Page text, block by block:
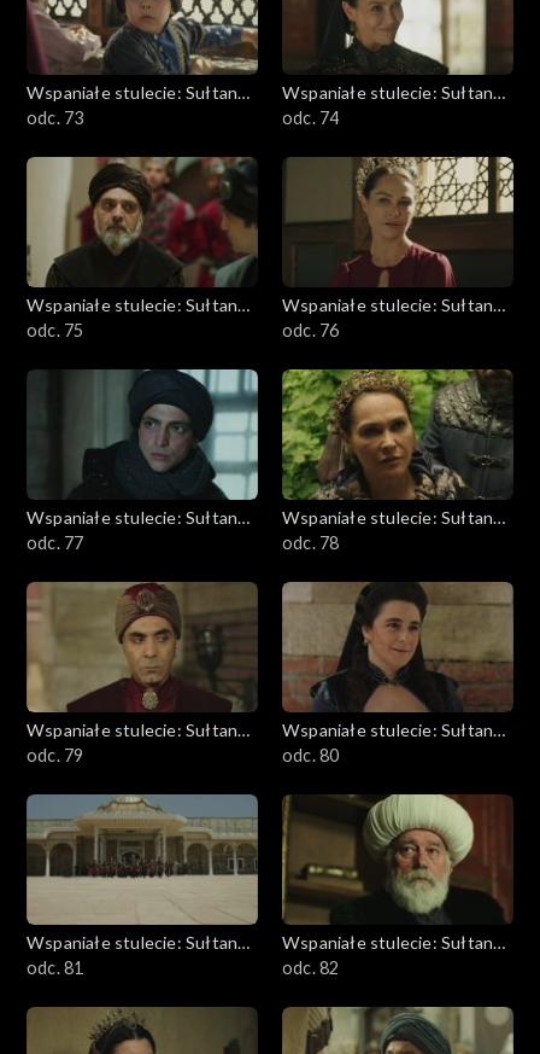
Wspaniałe stulecie: Sułtanka
Kösem
odc. 73
Wspaniałe stulecie: Sułtanka
Kösem
odc. 74
Wspaniałe stulecie: Sułtanka
Kösem
odc. 75
Wspaniałe stulecie: Sułtanka
Kösem
odc. 76
Wspaniałe stulecie: Sułtanka
Kösem
odc. 77
Wspaniałe stulecie: Sułtanka
Kösem
odc. 78
Wspaniałe stulecie: Sułtanka
Kösem
odc. 79
Wspaniałe stulecie: Sułtanka
Kösem
odc. 80
Wspaniałe stulecie: Sułtanka
Kösem
odc. 81
Wspaniałe stulecie: Sułtanka
Kösem
odc. 82